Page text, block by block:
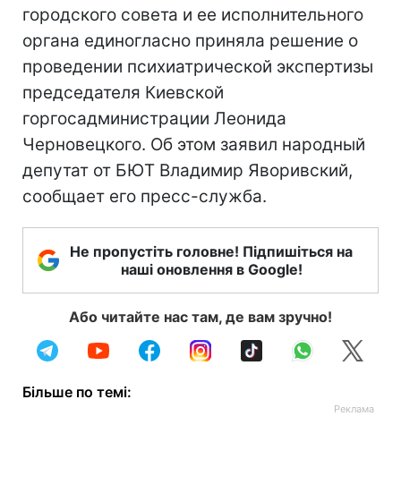
городского совета и ее исполнительного
органа единогласно приняла решение о
проведении психиатрической экспертизы
председателя Киевской
горгосадминистрации Леонида
Черновецкого. Об этом заявил народный
депутат от БЮТ Владимир Яворивский,
сообщает его пресс-служба.
Не пропустіть головне! Підпишіться на
наші оновлення в Google!
Або читайте нас там, де вам зручно!
Більше по темі: